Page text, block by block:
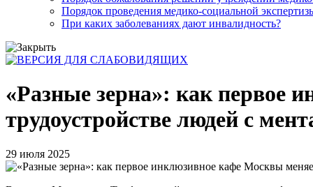
Порядок проведения медико-социальной
При каких заболеваниях дают инвалидность?
«Разные зерна»: как первое
трудоустройстве людей с
29 июля 2025